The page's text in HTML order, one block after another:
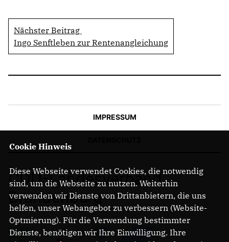
Nächster Beitrag
Ingo Senftleben zur Rentenangleichung
IMPRESSUM
CDU-Landesverband
Brandenburg
Cookie Hinweis
Diese Webseite verwendet Cookies, die notwendig
sind, um die Webseite zu nutzen. Weiterhin
verwenden wir Dienste von Drittanbietern, die uns
helfen, unser Webangebot zu verbessern (Website-
Optmierung). Für die Verwendung bestimmter
Dienste, benötigen wir Ihre Einwilligung. Ihre